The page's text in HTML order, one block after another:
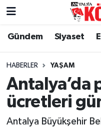
Gündem Siyaset
HABERLER YAŞAM
Antalya’da
ücretleri
Antalya Büyükşehir
Gündem
Siyaset
Yerel Yönetim
Nöbetçi
Hava Durumu
Trafik Durumu